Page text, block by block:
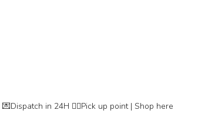
💌Dispatch in 24H 👇🏽Pick up point | Shop here